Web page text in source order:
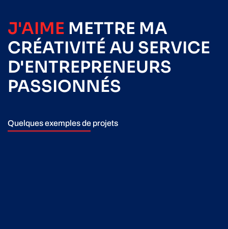
J'AIME METTRE MA
CRÉATIVITÉ AU SERVICE
D'ENTREPRENEURS
PASSIONNÉS
Quelques exemples de projets